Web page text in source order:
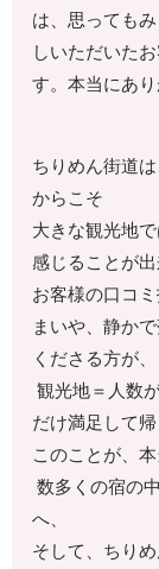
は、思っても
しいただいた
す。本当にあ
ちりめん街道
からこそ
大きな観光地
感じることが出
お客様の口コ
まいや、静か
くださる方が
観光地＝人数
だけ満足して
このことが、
数多くの宿の
へ、
そして、ちり